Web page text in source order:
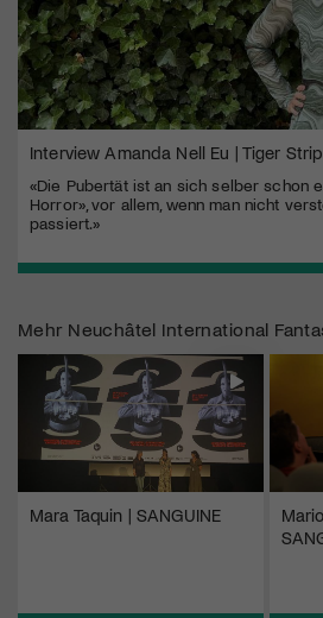
Interview Amanda Nell Eu | Tiger
«Die Pubertät ist an sich selber schon
Horror», vor allem, wenn man nicht
passiert.»
Mehr Neuchâtel International
Mara Taquin | SANGUINE